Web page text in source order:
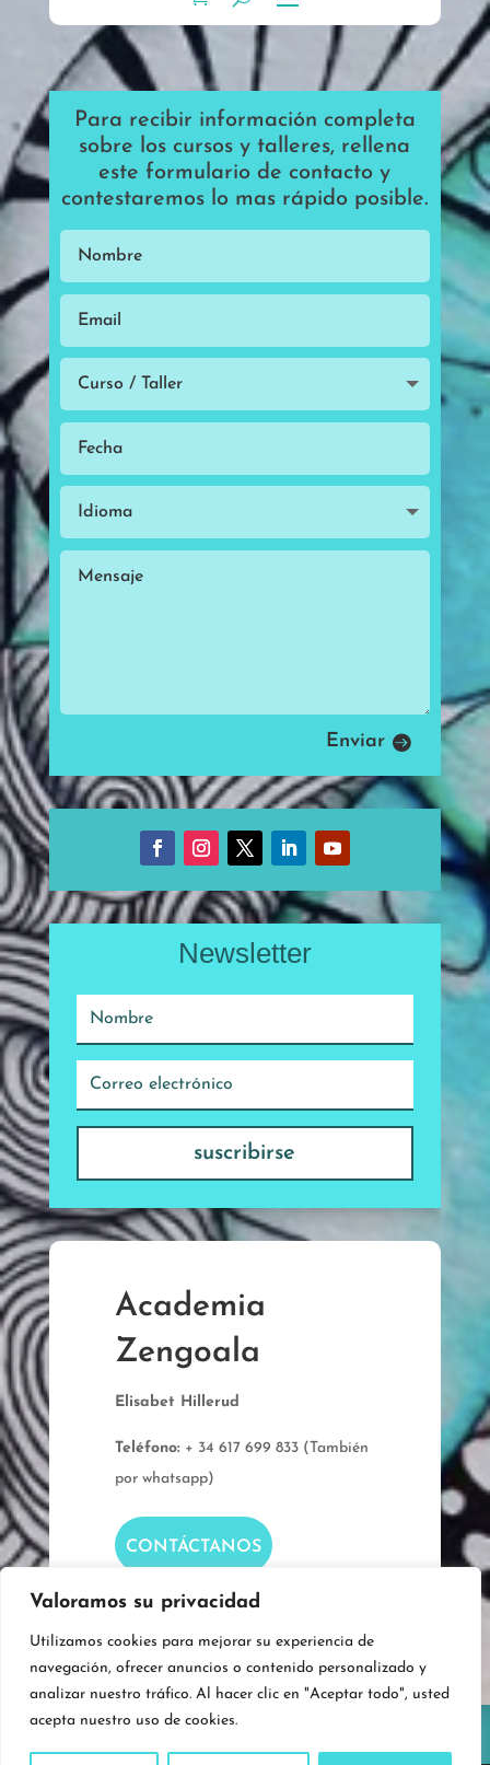
Valoramos su privacidad
Utilizamos cookies para mejorar su experiencia de
navegación, ofrecer anuncios o contenido personalizado y
analizar nuestro tráfico. Al hacer clic en "Aceptar todo", usted
acepta nuestro uso de cookies.
Para recibir información completa
sobre los cursos y talleres, rellena
este formulario de contacto y
contestaremos lo mas rápido posible.
Enviar
Newsletter
suscribirse
Academia
Zengoala
Elisabet Hillerud
Teléfono: + 34 617 699 833 (También
por whatsapp)
CONTÁCTANOS